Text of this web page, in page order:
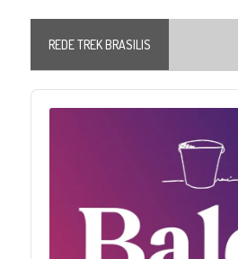
REDE TREK BRASILIS
Audio
Player